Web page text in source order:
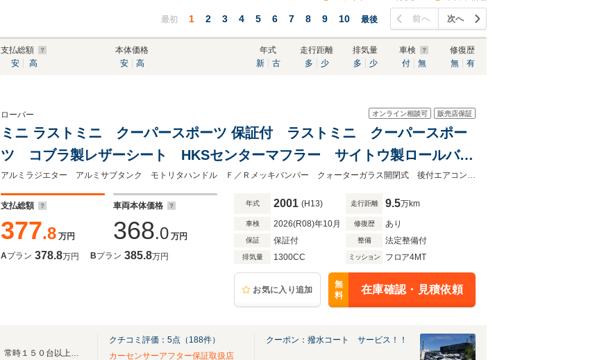
最初 1 2 3 4 5 6 7 8 9 10 最後 前へ 次へ
支払総額
安
高
本体価格
安
高
年式
新
古
走行距離
多
少
排気量
多
少
車検
付
無
修復歴
無
有
オンライン相談可 販売店保証
ローバー
ミニ ラストミニ クーパースポーツ 保証付 ラストミニ クーパースポー
ツ コブラ製レザーシート HKSセンターマフラー サイトウ製ロールバ
ー カヤバショック HKSエアクリーナー カーボンボンネット ミニマル
ヤマ13インチアルミホイール
アルミラジエター アルミサブタンク モトリタハンドル Ｆ／Ｒメッキバンパー クォーターガラス開閉式 後付エアコン ＥＴＣ ジョンローズサイドスカート ボンネット放熱仕様
支払総額
377.8 万円
車両本体価格
368.0 万円
Aプラン 378.8万円 Bプラン 385.8万円
年式 2001 (H13) 走行距離 9.5万km
車検 2026(R08)年10月 修復歴 あり
保証 保証付 整備 法定整備付
排気量 1300CC ミッション フロア4MT
お気に入り追加
無
料
在庫確認・見積依頼
創業21年1800坪の広大な敷地に、常時１５０台以上の在庫車！高品質な車両のみ販売！
クチコミ評価： 5点（ 188件）
カーセンサーアフター保証取扱店
クーポン：撥水コート サービス！！